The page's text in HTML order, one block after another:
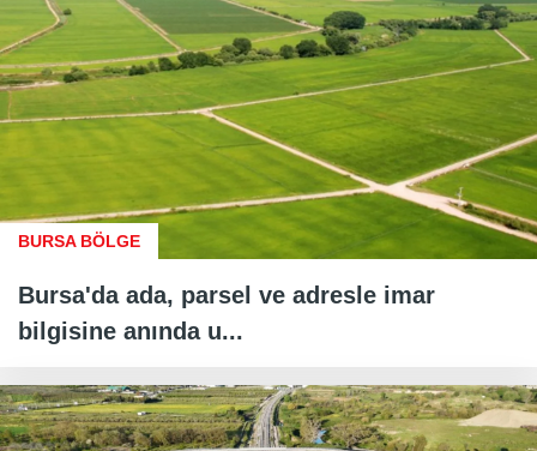
BURSA BÖLGE
Bursa'da ada, parsel ve adresle imar
bilgisine anında u...